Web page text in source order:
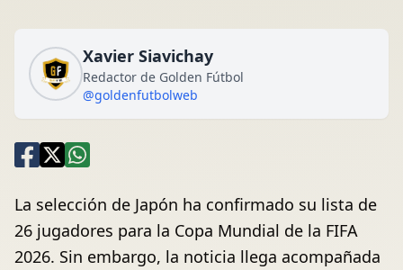
Xavier Siavichay
Redactor de Golden Fútbol
@goldenfutbolweb
La selección de Japón ha confirmado su lista de
26 jugadores para la Copa Mundial de la FIFA
2026. Sin embargo, la noticia llega acompañada